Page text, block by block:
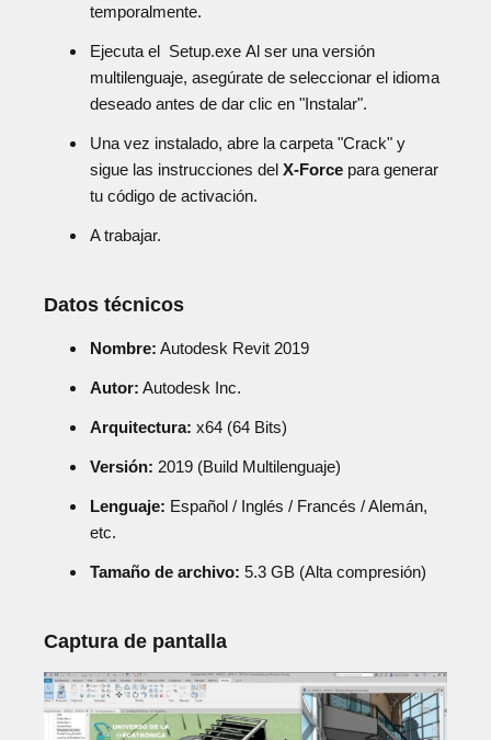
temporalmente.
Ejecuta el Setup.exe Al ser una versión
multilenguaje, asegúrate de seleccionar el idioma
deseado antes de dar clic en "Instalar".
Una vez instalado, abre la carpeta "Crack" y
sigue las instrucciones del X-Force para generar
tu código de activación.
A trabajar.
Datos técnicos
Nombre: Autodesk Revit 2019
Autor: Autodesk Inc.
Arquitectura: x64 (64 Bits)
Versión: 2019 (Build Multilenguaje)
Lenguaje: Español / Inglés / Francés / Alemán,
etc.
Tamaño de archivo: 5.3 GB (Alta compresión)
Captura de pantalla